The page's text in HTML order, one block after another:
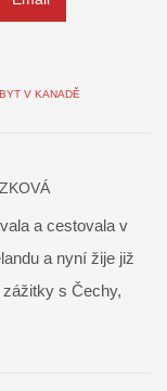
V KANADĚ
a cestovala v
a nyní žije již
s Čechy,